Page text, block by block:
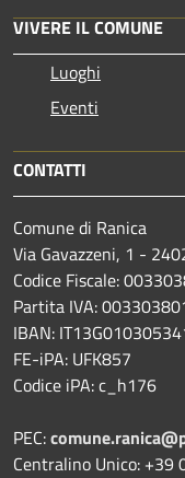
VIVERE IL COMUNE
Luoghi
Eventi
CONTATTI
Comune di Ranica
Via Gavazzeni, 1 -
Codice Fiscale:
Partita IVA:
IBAN:
FE-iPA: UFK857
Codice iPA: c_h176
PEC:
Centralino Unico: +39